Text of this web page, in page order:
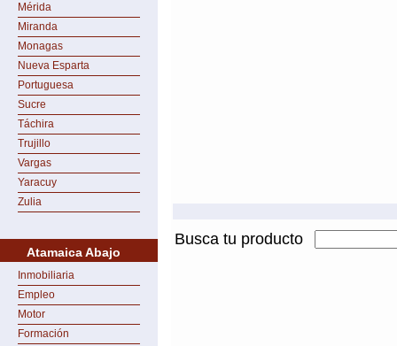
Mérida
Miranda
Monagas
Nueva Esparta
Portuguesa
Sucre
Táchira
Trujillo
Vargas
Yaracuy
Zulia
Atamaica Abajo
Inmobiliaria
Empleo
Motor
Formación
Busca tu producto